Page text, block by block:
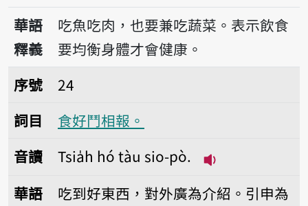
播放音讀Tsia̍h hî tsia̍h bah, iā
華語
釋義
吃魚吃肉，也要兼吃蔬菜。表示飲食
要均衡身體才會健康。
序號24食好鬥相報。
序號
24
詞目
食好鬥相報。
音讀
Tsia̍h hó tàu sio-pò.
華語
吃到好東西，對外廣為介紹。引申為